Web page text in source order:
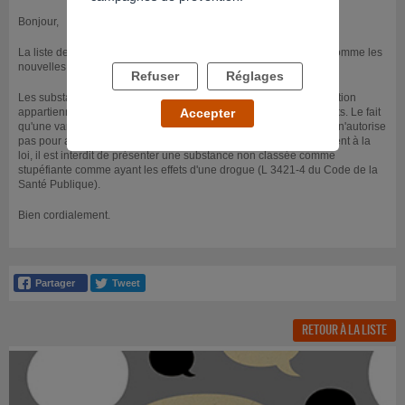
Bonjour,
La liste des substances stupéfiantes évolue régulièrement, tout comme les
nouvelles molécules synthétisées dans le but de la contourner...
Les substances auxquelles vous faites référence dans votre question
appartiennent à une famille de produits classés comme stupéfiants. Le fait
qu'une variante particulière ne figure pas (encore) sur ce tableau n'autorise
pas pour autant ni sa vente, ni son usage. En effet, et conformément à la
loi, il est interdit de présenter une substance non classée comme
stupéfiante comme ayant les effets d'une drogue (L 3421-4 du Code de la
Santé Publique).
Bien cordialement.
RETOUR À LA LISTE
Refuser Réglages
Accepter